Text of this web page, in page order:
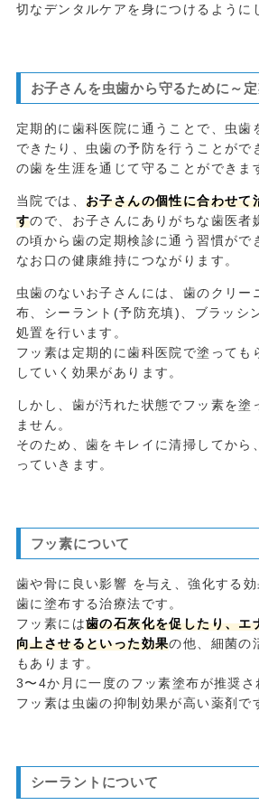
切なデンタルケアを身につけるように
お子さんを虫歯から守るために～
定期的に歯科医院に通うことで、虫歯
できたり、虫歯の予防を行うことがで
の歯を生涯を通じて守ることができま
当院では、 お子さんの個性に合わせて
すので、お子さんにありがちな歯医者
の頃から歯の定期検診に通う習慣がで
なお口の健康維持につながります。
虫歯のないお子さんには、歯のクリー
布、シーラント(予防充填)、ブラッシ
処置を行います。
フッ素は定期的に歯科医院で塗っても
していく効果があります。
しかし、歯が汚れた状態でフッ素を塗
ません。
そのため、歯をキレイに清掃してから
っていきます。
フッ素について
歯や骨に良い影響 を与え、強化する効
歯に塗布する治療法です。
フッ素には歯の石灰化を促したり、エ
向上させるといった効果の他、細菌の
もあります。
3〜4か月に一度のフッ素塗布が推奨さ
フッ素は虫歯の抑制効果が高い薬剤で
シーラントについて